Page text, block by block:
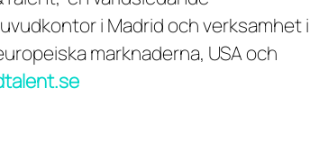
i Madrid och verksamhet i
marknaderna, USA och